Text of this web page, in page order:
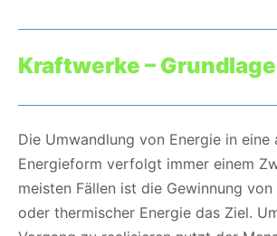
Kraftwerke –
Die Umwandlung von Energie in eine
Energieform verfolgt immer einem
meisten Fällen ist die Gewinnung
oder thermischer Energie das Ziel.